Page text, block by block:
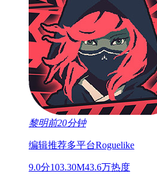
黎明前20分钟
编辑推荐多平台Roguelike
9.0分103.30M43.6万热度